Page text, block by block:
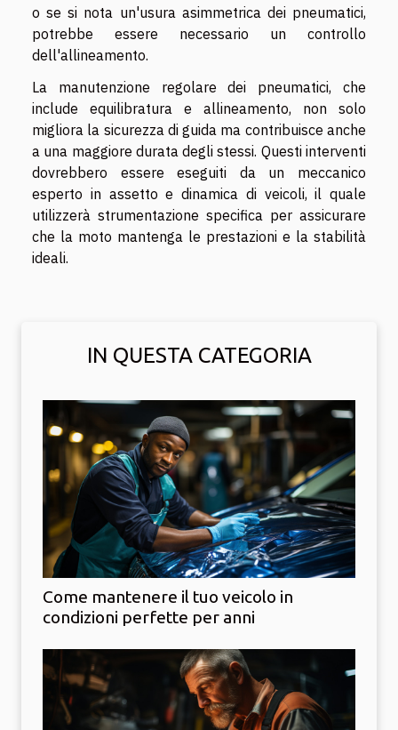
o se si nota un'usura asimmetrica dei pneumatici,
potrebbe essere necessario un controllo
dell'allineamento.
La manutenzione regolare dei pneumatici, che
include equilibratura e allineamento, non solo
migliora la sicurezza di guida ma contribuisce anche
a una maggiore durata degli stessi. Questi interventi
dovrebbero essere eseguiti da un meccanico
esperto in assetto e dinamica di veicoli, il quale
utilizzerà strumentazione specifica per assicurare
che la moto mantenga le prestazioni e la stabilità
ideali.
IN QUESTA CATEGORIA
Come mantenere il tuo veicolo in
condizioni perfette per anni